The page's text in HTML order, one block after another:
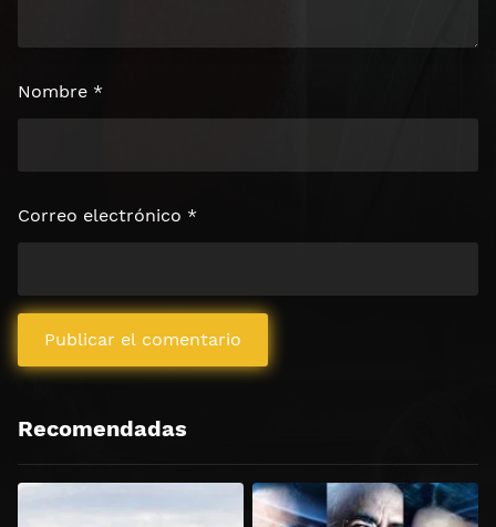
Nombre *
Correo electrónico *
Recomendadas